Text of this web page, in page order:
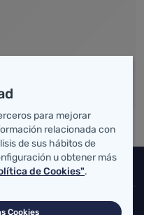
para mejorar
relacionada con
de sus hábitos de
u obtener más
de Cookies".
Cookies